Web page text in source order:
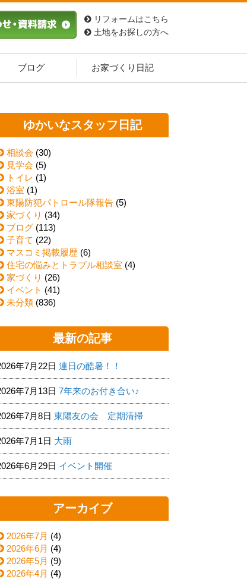
リフォームはこちら
土地をお探しの方へ
ブログ お家づくり日記
ゆかいなスタッフ日記
相談会 (30)
見学会 (5)
トイレ (1)
浴室 (1)
東陽防犯パトロール隊報告 (5)
家づくり (34)
ブログ (113)
子育て (22)
マスコミ掲載履歴 (6)
住宅の悩みとトラブル相談室 (4)
家づくり (26)
イベント (41)
未分類 (836)
最新の記事
年7月22日 連日の酷暑！！
年7月13日 7年来のお付き合い♪
年7月8日 東陽友の会 定期清掃
年7月1日 大雨
年6月29日 イベント開催
アーカイブ
2026年7月 (4)
2026年6月 (4)
2026年5月 (9)
2026年4月 (4)